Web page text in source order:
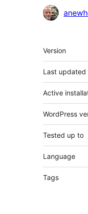
Meta
Version
Last updated
Active
WordPress
Tested up to
Language
Tags